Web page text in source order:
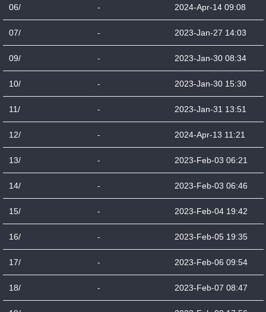
06/ - 2024-Apr-14 09:08
07/ - 2023-Jan-27 14:03
09/ - 2023-Jan-30 08:34
10/ - 2023-Jan-30 15:30
11/ - 2023-Jan-31 13:51
12/ - 2024-Apr-13 11:21
13/ - 2023-Feb-03 06:21
14/ - 2023-Feb-03 06:46
15/ - 2023-Feb-04 19:42
16/ - 2023-Feb-05 19:35
17/ - 2023-Feb-06 09:54
18/ - 2023-Feb-07 08:47